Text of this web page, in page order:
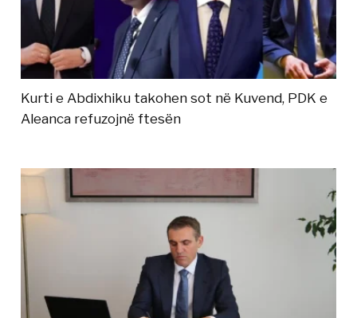
Kurti e Abdixhiku takohen sot në Kuvend, PDK e
Aleanca refuzojnë ftesën